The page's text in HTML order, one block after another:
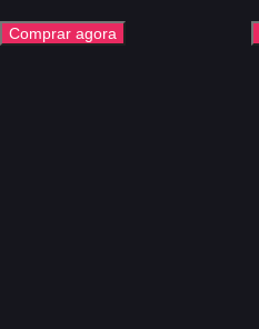
Comprar agora